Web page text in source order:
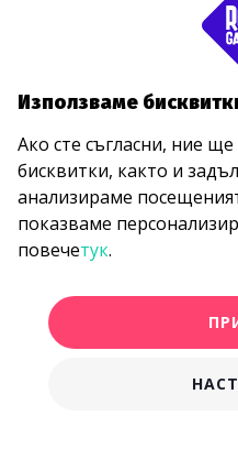
Използваме
Ако сте съгласни, ние
бисквитки, както и
анализираме
показваме
повечетук.